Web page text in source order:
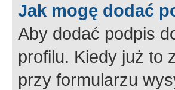
Jak mogę dodać
Aby dodać podpis
profilu. Kiedy już to
przy formularzu